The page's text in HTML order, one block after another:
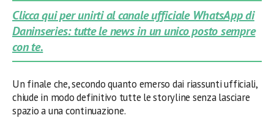
Clicca qui per unirti al canale ufficiale WhatsApp di
Daninseries: tutte le news in un unico posto sempre
con te.
Un finale che, secondo quanto emerso dai riassunti ufficiali,
chiude in modo definitivo tutte le storyline senza lasciare
spazio a una continuazione.